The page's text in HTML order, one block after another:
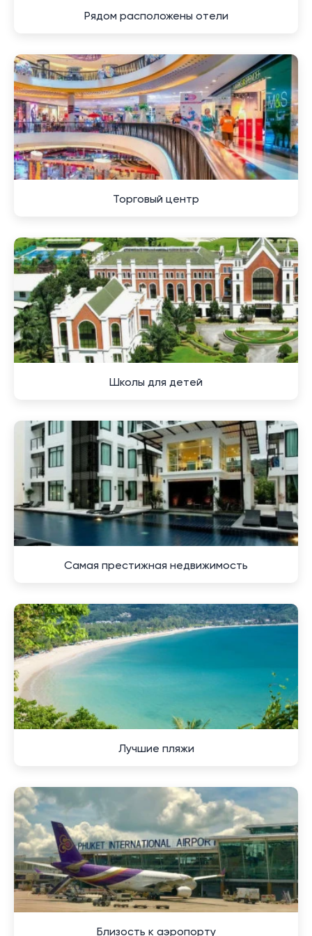
для аренды вилл и апартаментов.
пользуется огромной популярностью и всегда
оживлён. Вместе с ним растёт популярность и у
соседнего торгового центра Порт-де-Пхукет.
Поблизости находится деревня Чернг Талай,
которая удалена от пляжа Банг Тао. Она
соседствует с курортом Laguna Phuket и
множеством элитных застроек, при этом сохраняя
магазинов и других малых предприятий.
Преимущества и недостатки
жизни в этом регионе
множество людей благодаря своим уникальным
каждый найдет как положительные стороны, так и
некоторые ограничения, которые важно учитывать
при выборе места для постоянного проживания.
К числу основных достоинств относится
прекрасная экология и близость к морю. Жители
наслаждаются живописными пляжами, мягким
климатом и чистым воздухом. Инфраструктура
повседневную жизнь: рядом находятся магазины,
образовательные учреждения.
Тем не менее, как и в любом другом месте, здесь
есть и свои минусы. Например, высокий
туристический поток в сезон может создавать
некоторые неудобства, такие как увеличение
трафика и загруженность местных заведений. Также
стоит учитывать, что стоимость жизни может быть
выше по сравнению с другими частями страны.
переезде важно взвесить все аспекты, чтобы понять,
насколько данное место соответствует вашим
требованиям и ожиданиям от комфортной жизни.
Рядом расположены отели
Торговый центр
Школы для детей
Самая престижная недвижимость
Лучшие пляжи
Близость к аэропорту